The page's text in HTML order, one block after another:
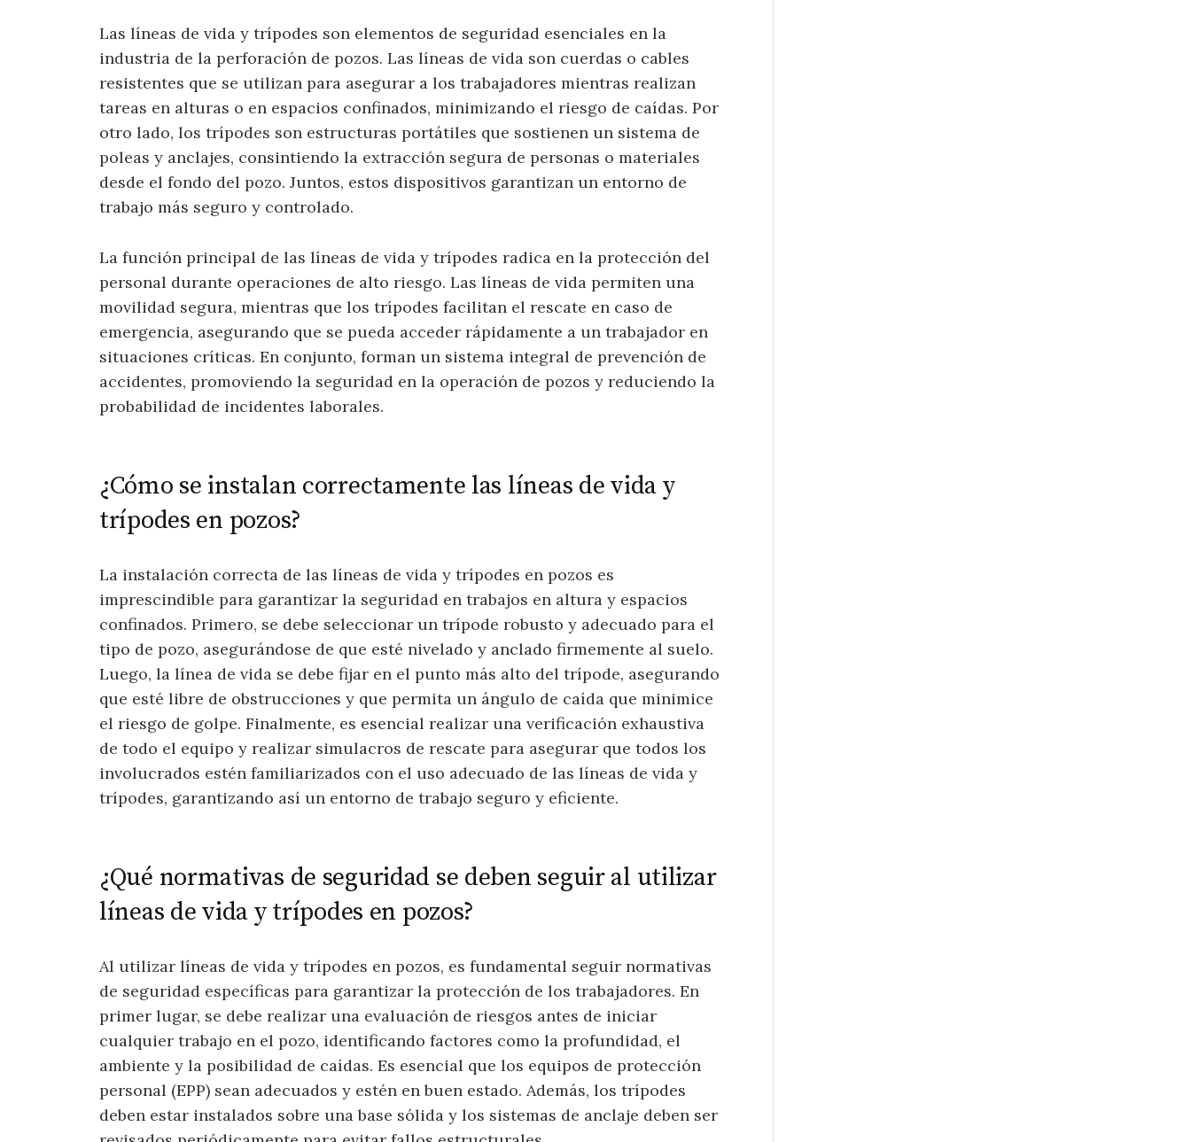
Las líneas de vida y trípodes son elementos de seguridad esenciales en la
industria de la perforación de pozos. Las líneas de vida son cuerdas o cables
resistentes que se utilizan para asegurar a los trabajadores mientras realizan
tareas en alturas o en espacios confinados, minimizando el riesgo de caídas. Por
otro lado, los trípodes son estructuras portátiles que sostienen un sistema de
poleas y anclajes, consintiendo la extracción segura de personas o materiales
desde el fondo del pozo. Juntos, estos dispositivos garantizan un entorno de
trabajo más seguro y controlado.
La función principal de las líneas de vida y trípodes radica en la protección del
personal durante operaciones de alto riesgo. Las líneas de vida permiten una
movilidad segura, mientras que los trípodes facilitan el rescate en caso de
emergencia, asegurando que se pueda acceder rápidamente a un trabajador en
situaciones críticas. En conjunto, forman un sistema integral de prevención de
accidentes, promoviendo la seguridad en la operación de pozos y reduciendo la
probabilidad de incidentes laborales.
¿Cómo se instalan correctamente las líneas de vida y
trípodes en pozos?
La instalación correcta de las líneas de vida y trípodes en pozos es
imprescindible para garantizar la seguridad en trabajos en altura y espacios
confinados. Primero, se debe seleccionar un trípode robusto y adecuado para el
tipo de pozo, asegurándose de que esté nivelado y anclado firmemente al suelo.
Luego, la línea de vida se debe fijar en el punto más alto del trípode, asegurando
que esté libre de obstrucciones y que permita un ángulo de caída que minimice
el riesgo de golpe. Finalmente, es esencial realizar una verificación exhaustiva
de todo el equipo y realizar simulacros de rescate para asegurar que todos los
involucrados estén familiarizados con el uso adecuado de las líneas de vida y
trípodes, garantizando así un entorno de trabajo seguro y eficiente.
¿Qué normativas de seguridad se deben seguir al utilizar
líneas de vida y trípodes en pozos?
Al utilizar líneas de vida y trípodes en pozos, es fundamental seguir normativas
de seguridad específicas para garantizar la protección de los trabajadores. En
primer lugar, se debe realizar una evaluación de riesgos antes de iniciar
cualquier trabajo en el pozo, identificando factores como la profundidad, el
ambiente y la posibilidad de caídas. Es esencial que los equipos de protección
personal (EPP) sean adecuados y estén en buen estado. Además, los trípodes
deben estar instalados sobre una base sólida y los sistemas de anclaje deben ser